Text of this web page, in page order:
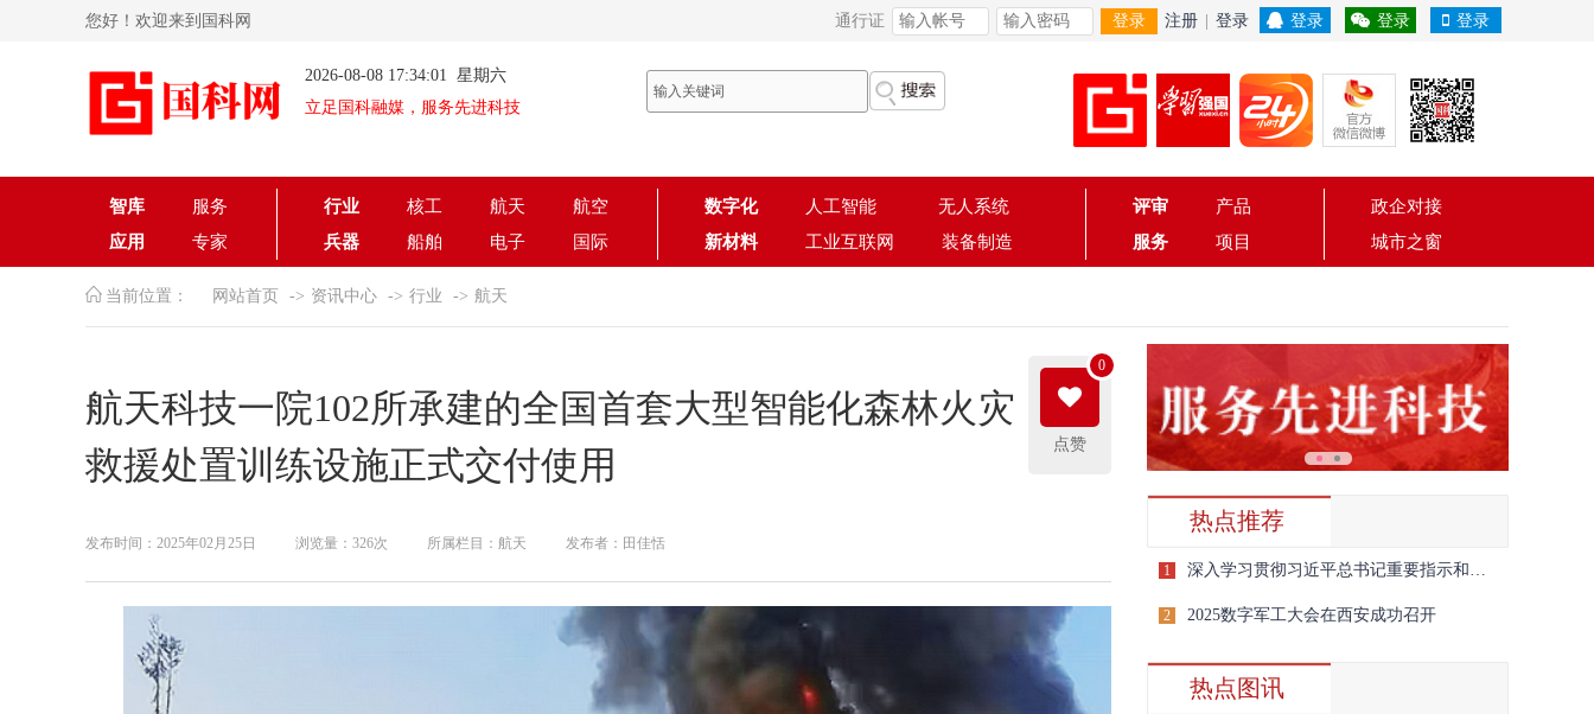
您好！欢迎来到国科网 通行证 登录 注册 登录 登录 登录 登录
2026-08-08 17:34:01 星期六
立足国科融媒，服务先进科技
智库
服务
应用
专家
行业 核工 航天
航空
兵器
船舶 电子 国际
数字化 人工智能
无人系统
新材料
工业互联网 装备制造
评审
产品
服务
项目
政企对接
城市之窗
当前位置： 网站首页 资讯中心 行业 航天
航天科技一院102所承建的全国首套大型智能化森林火灾
救援处置训练设施正式交付使用
点赞
0
发布时间：2025年02月25日 浏览量：326次 所属栏目：航天 发布者：田佳恬
热点推荐
1 深入学习贯彻习近平总书记重要指示和全国宣传思想文化工作会议精神
2 2025数字军工大会在西安成功召开
热点图讯